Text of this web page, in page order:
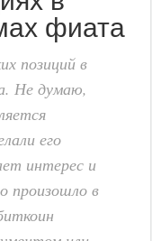
фиата
позиций в
Не думаю,
его
интерес и
произошло в